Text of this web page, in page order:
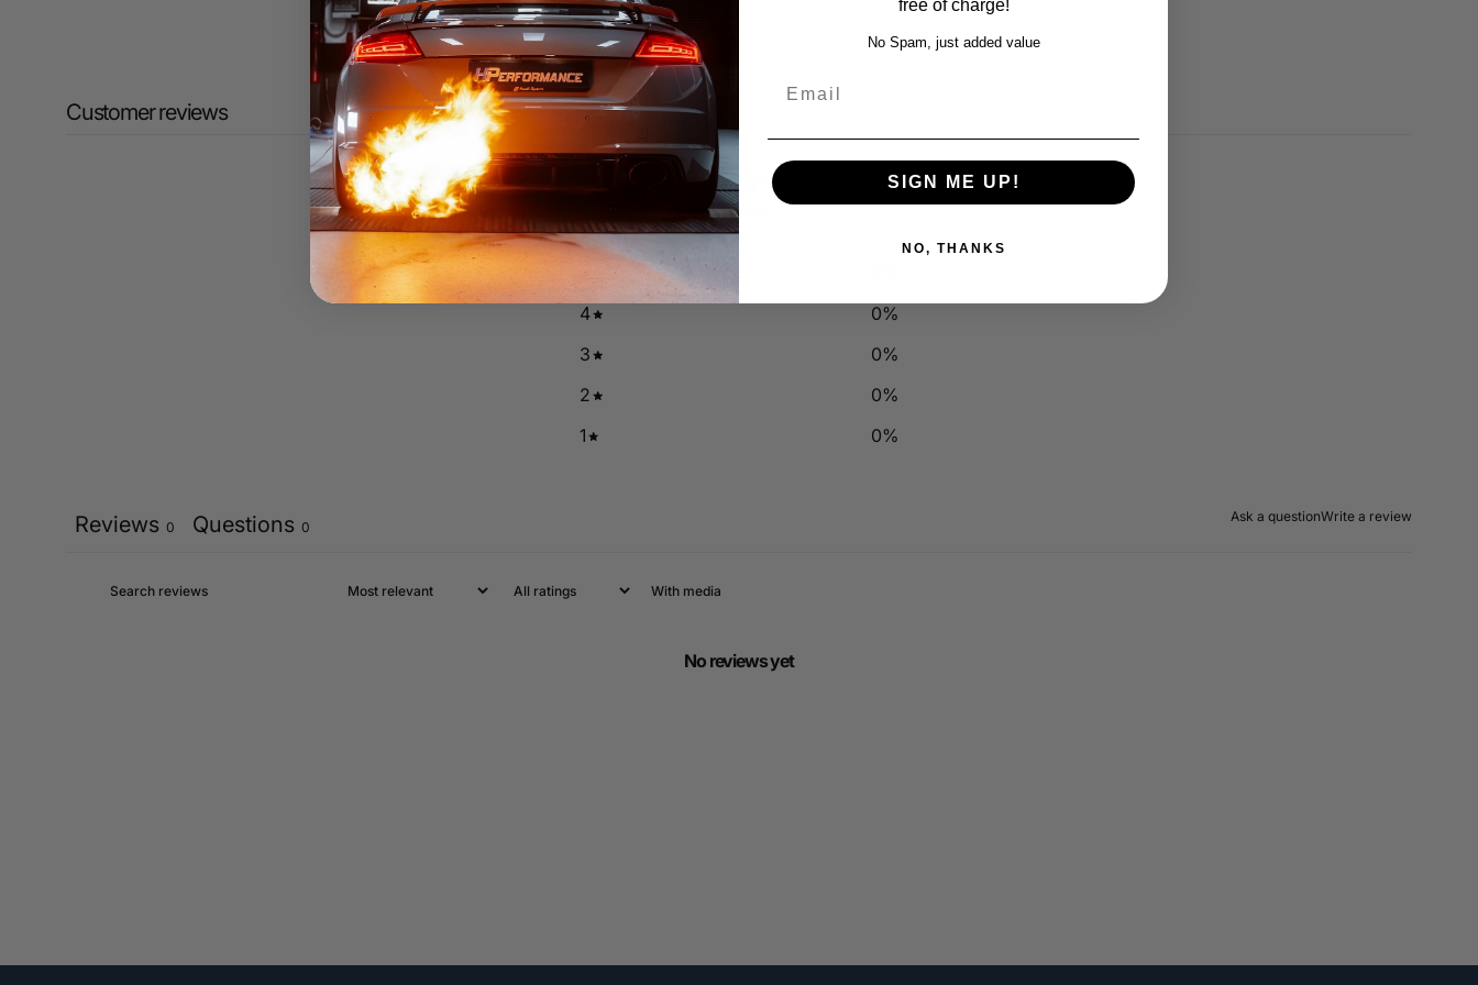
Customer reviews
0 0 reviews
5
4
0%
3
0%
2
0%
1
0%
Ask a questionWrite a review
Reviews 0 Questions 0
With media
No reviews yet
free of charge!
No Spam, just added value
SIGN ME UP!
NO, THANKS